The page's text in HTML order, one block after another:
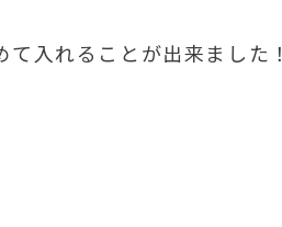
入れることが出来ました！